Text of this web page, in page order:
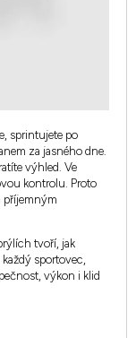
sprintujete po
za jasného dne.
výhled. Ve
kontrolu. Proto
příjemným
tvoří, jak
sportovec,
výkon i klid